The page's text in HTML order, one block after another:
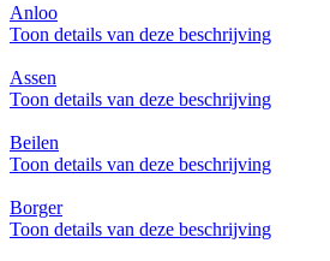
Anloo
Toon details van deze beschrijving
Assen
Toon details van deze beschrijving
Beilen
Toon details van deze beschrijving
Borger
Toon details van deze beschrijving